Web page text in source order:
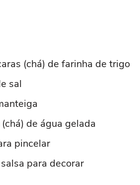
(chá) de farinha de trigo
sal
de água gelada
pincelar
para decorar